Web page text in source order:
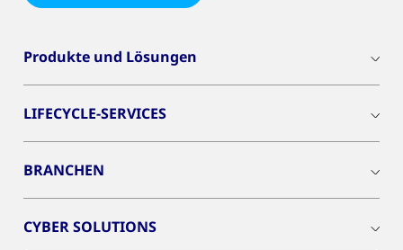
Produkte und Lösungen
LIFECYCLE-SERVICES
BRANCHEN
CYBER SOLUTIONS